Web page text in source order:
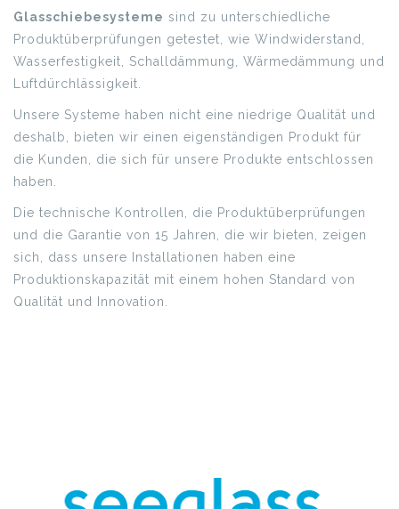
Glasschiebesysteme sind zu unterschiedliche
Produktüberprüfungen getestet, wie Windwiderstand,
Wasserfestigkeit, Schalldämmung, Wärmedämmung und
Luftdürchlässigkeit.
Unsere Systeme haben nicht eine niedrige Qualität und
deshalb, bieten wir einen eigenständigen Produkt für
die Kunden, die sich für unsere Produkte entschlossen
haben.
Die technische Kontrollen, die Produktüberprüfungen
und die Garantie von 15 Jahren, die wir bieten, zeigen
sich, dass unsere Installationen haben eine
Produktionskapazität mit einem hohen Standard von
Qualität und Innovation.